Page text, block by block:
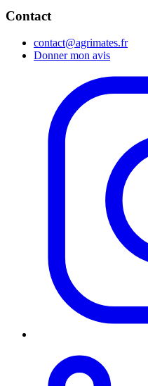
Contact
contact@agrimates.fr
Donner mon avis